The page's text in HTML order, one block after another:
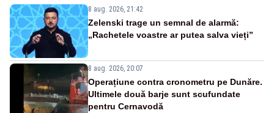
8 aug. 2026, 21:42
Zelenski trage un semnal de alarmă:
„Rachetele voastre ar putea salva vieți”
8 aug. 2026, 20:07
Operațiune contra cronometru pe Dunăre.
Ultimele două barje sunt scufundate
pentru Cernavodă